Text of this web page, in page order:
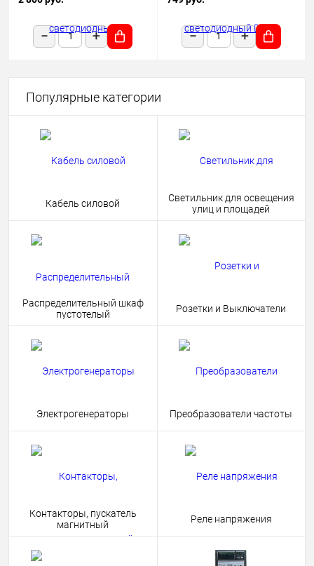
Популярные категории
Кабель силовой
Светильник для освещения
улиц и площадей
Распределительный шкаф
пустотелый
Розетки и Выключатели
Электрогенераторы Преобразователи частоты
Контакторы, пускатель
магнитный
Реле напряжения